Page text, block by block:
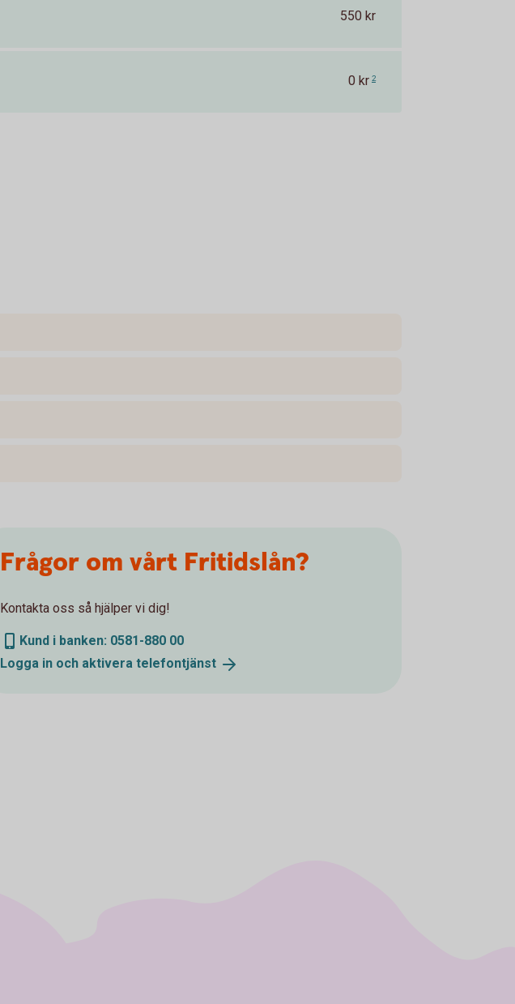
550 kr
0 kr 2
Frågor om vårt Fritidslån?
Kontakta oss så hjälper vi dig!
Kund i banken: 0581-880 00
Logga in och aktivera telefontjänst